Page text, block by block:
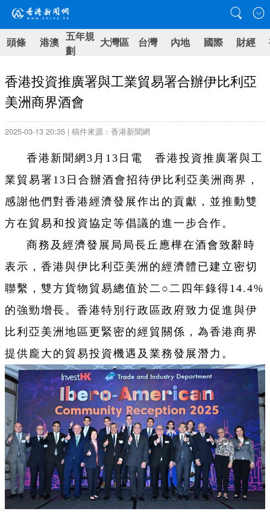
頭條 港澳 五年規
劃
大灣區 台灣 內地 國際 財經
香港投資推廣署與工業貿易署合辦伊比利亞
美洲商界酒會
2025-03-13 20:35 | 稿件來源：香港新聞網
香港新聞網3月13日電 香港投資推廣署與工
業貿易署13日合辦酒會招待伊比利亞美洲商界，
感謝他們對香港經濟發展作出的貢獻，並推動雙
方在貿易和投資協定等倡議的進一步合作。
商務及經濟發展局局長丘應樺在酒會致辭時
表示，香港與伊比利亞美洲的經濟體已建立密切
聯繫，雙方貨物貿易總值於二○二四年錄得14.4%
的強勁增長。香港特別行政區政府致力促進與伊
比利亞美洲地區更緊密的經貿關係，為香港商界
提供龐大的貿易投資機遇及業務發展潛力。